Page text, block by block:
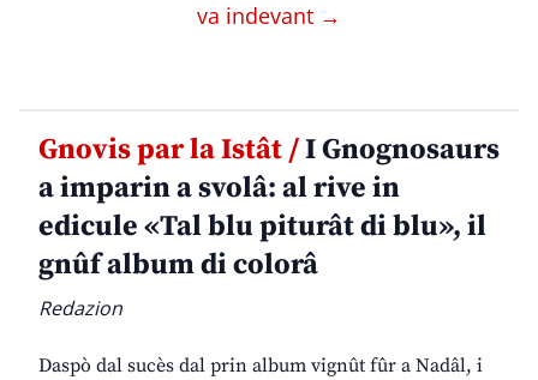
va indevant →
Gnovis par la Istât /I Gnognosaurs
a imparin a svolâ: al rive in
edicule «Tal blu piturât di blu», il
gnûf album di colorâ
Redazion
Daspò dal sucès dal prin album vignût fûr a Nadâl, i